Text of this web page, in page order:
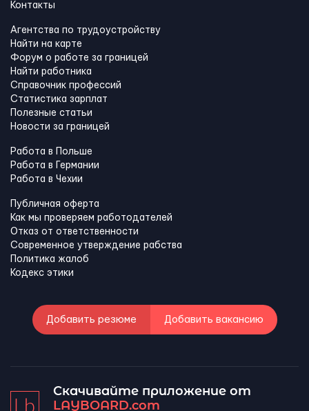
Контакты
Агентства по трудоустройству
Найти на карте
Форум о работе за границей
Найти работника
Справочник профессий
Статистика зарплат
Полезные статьи
Новости за границей
Работа в Польше
Работа в Германии
Работа в Чехии
Публичная оферта
Как мы проверяем работодателей
Отказ от ответственности
Современное утверждение рабства
Политика жалоб
Кодекс этики
Добавить резюме Добавить вакансию
Скачивайте приложение от
LAYBOARD.com